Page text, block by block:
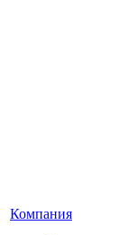
Компания